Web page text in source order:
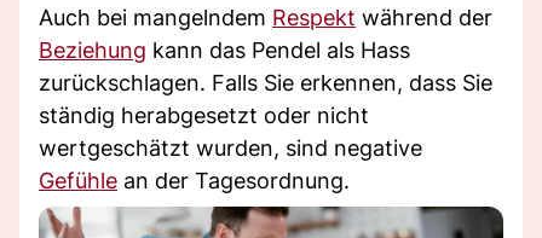
Auch bei mangelndem Respekt während der
Beziehung kann das Pendel als Hass
zurückschlagen. Falls Sie erkennen, dass Sie
ständig herabgesetzt oder nicht
wertgeschätzt wurden, sind negative
Gefühle an der Tagesordnung.